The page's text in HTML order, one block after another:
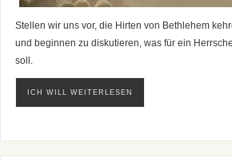
Stellen wir uns vor, die Hirten von Bethlehem
und beginnen zu diskutieren, was für ein
soll.
ICH WILL WEITERLESEN